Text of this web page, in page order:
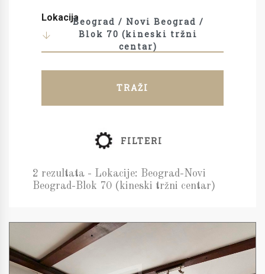
LokacijaBeograd / Novi Beograd /
Blok 70 (kineski tržni
centar)
TRAŽI
FILTERI
2 rezultata - Lokacije: Beograd-Novi
Beograd-Blok 70 (kineski tržni centar)